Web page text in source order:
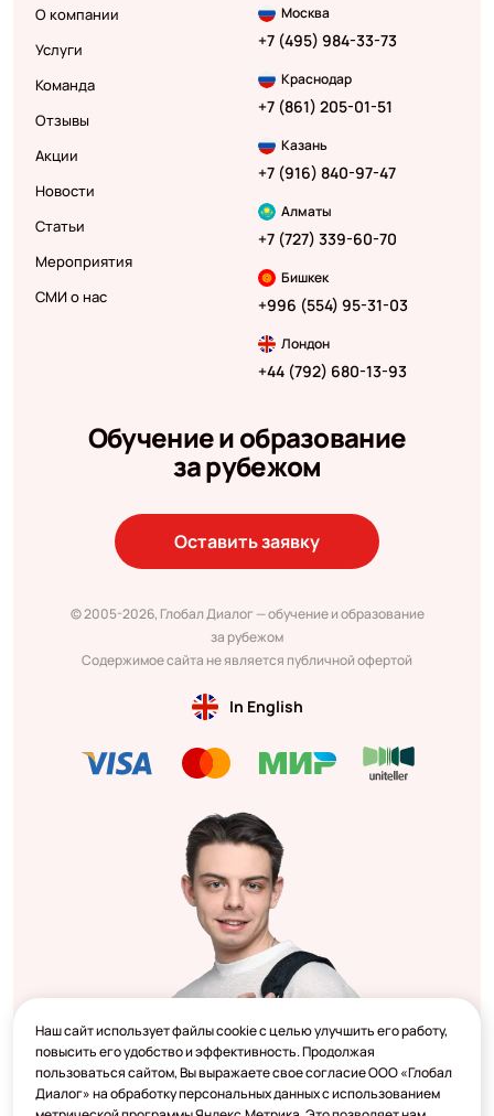
О компании
Услуги
Команда
Отзывы
Акции
Новости
Статьи
Мероприятия
СМИ о нас
Москва
+7 (495) 984-33-73
Краснодар
+7 (861) 205-01-51
Казань
+7 (916) 840-97-47
Алматы
+7 (727) 339-60-70
Бишкек
+996 (554) 95-31-03
Лондон
+44 (792) 680-13-93
Обучение и образование
за рубежом
Оставить заявку
© 2005-2026, Глобал Диалог — обучение и образование
за рубежом
Содержимое сайта не является публичной офертой
In English
Наш сайт использует файлы cookie с целью улучшить его работу,
повысить его удобство и эффективность. Продолжая
пользоваться сайтом, Вы выражаете свое согласие ООО «Глобал
Диалог» на обработку персональных данных с использованием